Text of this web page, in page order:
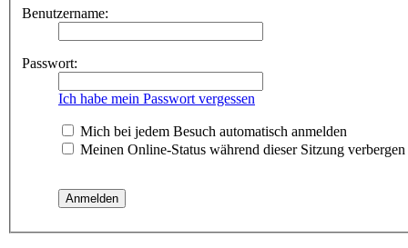
Benutzername:
Passwort:
Ich habe mein Passwort vergessen
Mich bei jedem Besuch automatisch anmelden
Meinen Online-Status während dieser Sitzung verbergen